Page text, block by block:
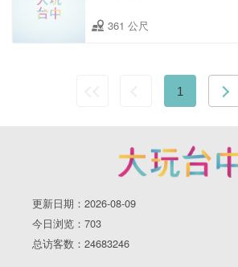
361 公尺
1
更新日期：2026-08-09
今日浏览：703
总访客数：24683246